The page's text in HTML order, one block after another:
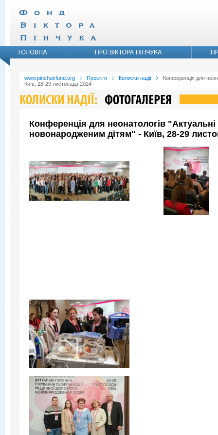
www.pinchukfund.org Проєкти Колиски надії
Конференція для
Київ, 28-29 листопада 2024
Конференція для неонатологів
новонародженим дітям" - Київ, 28-29